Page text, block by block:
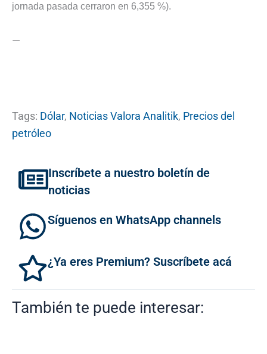
jornada pasada cerraron en 6,355 %).
—
Tags: Dólar, Noticias Valora Analitik, Precios del
petróleo
Inscríbete a nuestro boletín de
noticias
Síguenos en WhatsApp channels
¿Ya eres Premium? Suscríbete acá
También te puede interesar: